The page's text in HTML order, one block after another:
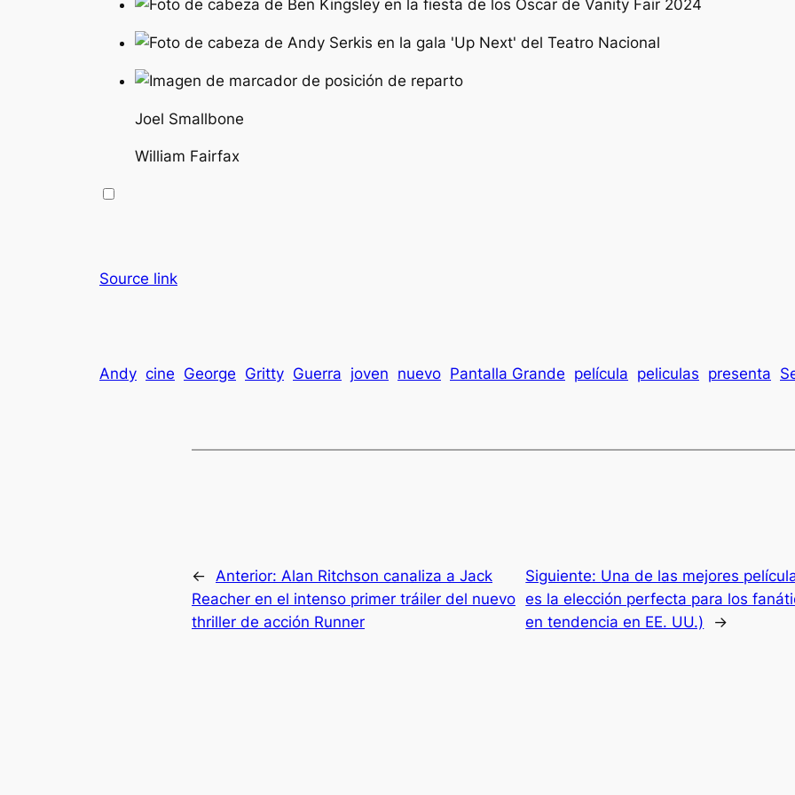
Joel Smallbone
William Fairfax
Source link
Andy cine George Gritty Guerra joven nuevo Pantalla Grande película peliculas presenta
← Anterior: Alan Ritchson canaliza a Jack
Reacher en el intenso primer tráiler del nuevo
thriller de acción Runner
Siguiente: Una de las mejores
es la elección perfecta para los
en tendencia en EE. UU.)
→